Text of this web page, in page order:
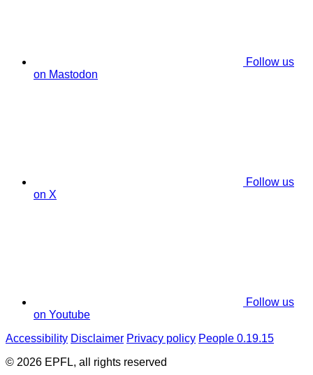
Follow us
on Mastodon
Follow us
on X
Follow us
on Youtube
Accessibility Disclaimer Privacy policy People 0.19.15
© 2026 EPFL, all rights reserved